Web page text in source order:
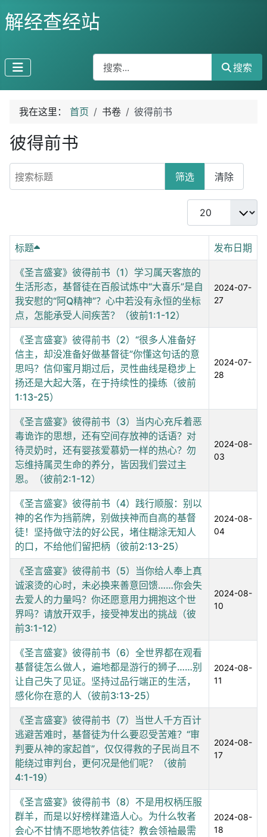
解经查经站
搜索
搜索
我在这里： 首页 书卷 彼得前书
彼得前书
搜索标题
筛选 清除
每页显示条数
标题 发布日期
《圣言盛宴》彼得前书（1）学习属天客旅的
生活形态，基督徒在百般试炼中“大喜乐”是自
我安慰的“阿Q精神”？心中若没有永恒的坐标
点，怎能承受人间疾苦？（彼前1:1-12）
2024-07-
27
《圣言盛宴》彼得前书（2）“很多人准备好
信主，却没准备好做基督徒”你懂这句话的意
思吗？信仰蜜月期过后，灵性曲线是稳步上
扬还是大起大落，在于持续性的操练（彼前
1:13-25）
2024-07-
28
《圣言盛宴》彼得前书（3）当内心充斥着恶
毒诡诈的思想，还有空间存放神的话语？对
待灵奶时，还有婴孩爱慕奶一样的热心？勿
忘维持属灵生命的养分，皆因我们尝过主
恩。（彼前2:1-12）
2024-08-
03
《圣言盛宴》彼得前书（4）践行顺服：别以
神的名作为挡箭牌，别做挟神而自高的基督
徒！坚持做守法的好公民，堵住糊涂无知人
的口，不给他们留把柄（彼前2:13-25）
2024-08-
04
《圣言盛宴》彼得前书（5）当你给人奉上真
诚滚烫的心时，未必换来善意回馈……你会失
去爱人的力量吗？你还愿意用力拥抱这个世
界吗？请放开双手，接受神发出的挑战（彼
前3:1-12）
2024-08-
10
《圣言盛宴》彼得前书（6）全世界都在观看
基督徒怎么做人，遍地都是游行的狮子……别
让自己失了见证。坚持过品行端正的生活，
感化你在意的人（彼前3:13-25）
2024-08-
11
《圣言盛宴》彼得前书（7）当世人千方百计
逃避苦难时，基督徒为什么要忍受苦难？“审
判要从神的家起首”，仅仅得救的子民尚且不
能绕过审判台，更何况是他们呢？（彼前
4:1-19）
2024-08-
17
《圣言盛宴》彼得前书（8）不是用权柄压服
群羊，而是以好榜样建造人心。为什么牧者
会心不甘情不愿地牧养信徒？教会领袖最需
2024-08-
18